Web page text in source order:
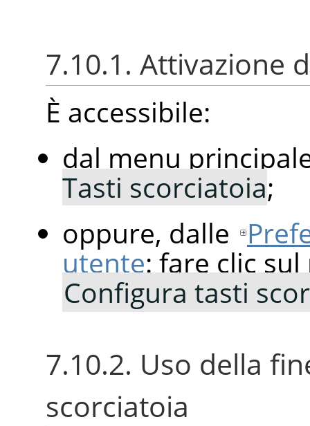
7.10.1. Attivazione
È accessibile:
dal menu
Tasti scorciatoia;
oppure, dalle
utente: fare clic
Configura tasti
7.10.2. Uso della
scorciatoia